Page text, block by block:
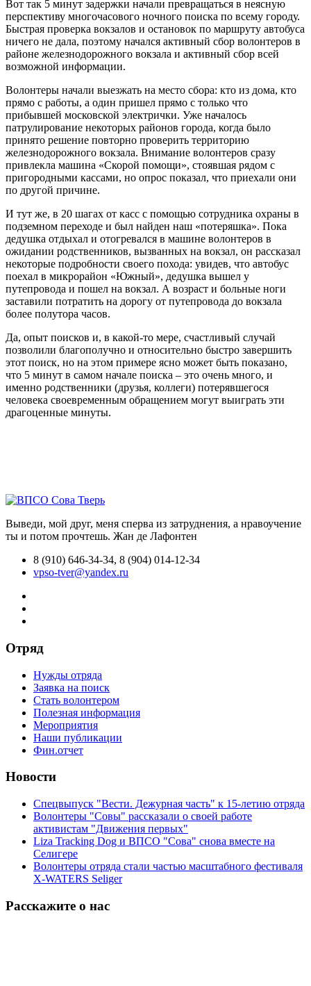
Вот так 5 минут задержки начали превращаться в неясную
перспективу многочасового ночного поиска по всему городу.
Быстрая проверка вокзалов и остановок по маршруту автобуса
ничего не дала, поэтому начался активный сбор волонтеров в
районе железнодорожного вокзала и активный сбор всей
возможной информации.
Волонтеры начали выезжать на место сбора: кто из дома, кто
прямо с работы, а один пришел прямо с только что
прибывшей московской электрички. Уже началось
патрулирование некоторых районов города, когда было
принято решение повторно проверить территорию
железнодорожного вокзала. Внимание волонтеров сразу
привлекла машина «Скорой помощи», стоявшая рядом с
пригородными кассами, но опрос показал, что приехали они
по другой причине.
И тут же, в 20 шагах от касс с помощью сотрудника охраны в
подземном переходе и был найден наш «потеряшка». Пока
дедушка отдыхал и отогревался в машине волонтеров в
ожидании родственников, вызванных на вокзал, он рассказал
некоторые подробности своего похода: увидев, что автобус
поехал в микрорайон «Южный», дедушка вышел у
путепровода и пошел на вокзал. А возраст и больные ноги
заставили потратить на дорогу от путепровода до вокзала
более полутора часов.
Да, опыт поисков и, в какой-то мере, счастливый случай
позволили благополучно и относительно быстро завершить
этот поиск, но на этом примере ясно может быть показано,
что 5 минут в самом начале поиска – это очень много, и
именно родственники (друзья, коллеги) потерявшегося
человека своевременным обращением могут выиграть эти
драгоценные минуты.
Выведи, мой друг, меня сперва из затруднения, а нравоучение
ты и потом прочтешь. Жан де Лафонтен
8 (910) 646-34-34, 8 (904) 014-12-34
vpso-tver@yandex.ru
Отряд
Нужды отряда
Заявка на поиск
Стать волонтером
Полезная информация
Мероприятия
Наши публикации
Фин.отчет
Новости
Спецвыпуск "Вести. Дежурная часть" к 15-летию отряда
Волонтеры "Совы" рассказали о своей работе
активистам "Движения первых"
Liza Tracking Dog и ВПСО "Сова" снова вместе на
Селигере
Волонтеры отряда стали частью масштабного фестиваля
X-WATERS Seliger
Расскажите о нас